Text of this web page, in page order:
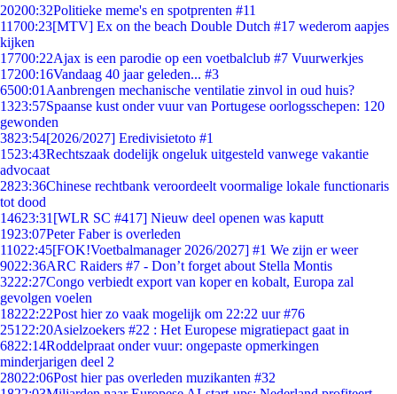
20200:32Politieke meme's en spotprenten #11
11700:23[MTV] Ex on the beach Double Dutch #17 wederom aapjes
kijken
17700:22Ajax is een parodie op een voetbalclub #7 Vuurwerkjes
17200:16Vandaag 40 jaar geleden... #3
6500:01 Aanbrengen mechanische ventilatie zinvol in oud huis?
1323:57Spaanse kust onder vuur van Portugese oorlogsschepen: 120
gewonden
3823:54[2026/2027] Eredivisietoto #1
1523:43Rechtszaak dodelijk ongeluk uitgesteld vanwege vakantie
advocaat
2823:36Chinese rechtbank veroordeelt voormalige lokale functionaris
tot dood
14623:31 [WLR SC #417] Nieuw deel openen was kaputt
1923:07Peter Faber is overleden
11022:45[FOK!Voetbalmanager 2026/2027] #1 We zijn er weer
9022:36ARC Raiders #7 - Don’t forget about Stella Montis
3222:27Congo verbiedt export van koper en kobalt, Europa zal
gevolgen voelen
18222:22Post hier zo vaak mogelijk om 22:22 uur #76
251 22:20Asielzoekers #22 : Het Europese migratiepact gaat in
6822:14Roddelpraat onder vuur: ongepaste opmerkingen
minderjarigen deel 2
28022:06Post hier pas overleden muzikanten #32